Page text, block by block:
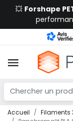
💥 Forshape
Accueil Filaments